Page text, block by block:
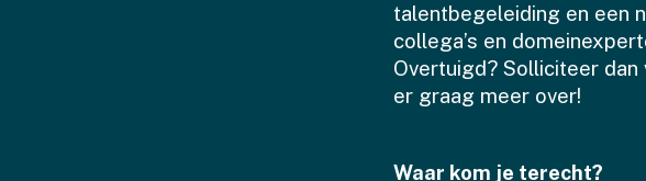
talentbegeleiding en een
collega’s en
Overtuigd? Solliciteer dan
er graag meer over!
Waar kom je terecht?